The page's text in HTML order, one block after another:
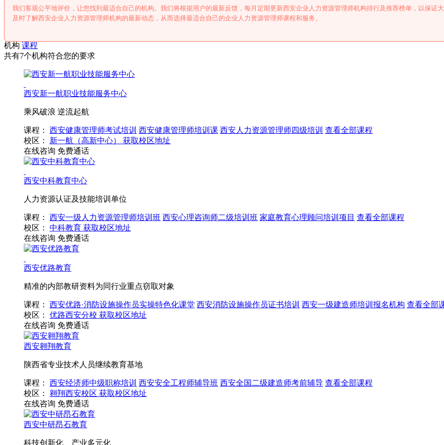
我们客观公平地评价，让您找到最适合自己的机构。我们将根据用户的最新反馈，每月定期更新西安企业人力资源管理师机构排行及推荐榜单，以保证
及时了解西安企业人力资源管理师机构的最新动态，从而选择最适合自己的企业人力资源管理师课程和服务。
机构 课程
共有7个机构符合您的要求
西安新一航职业技能服务中心
乘风破浪 逆流起航
课程： 西安健康管理师考试培训 西安健康管理师培训课 西安人力资源管理师四级培训 查看全部课程
校区：
新一航（高新中心）
获取校区地址
在线咨询 免费通话
西安中科教育中心
人力资源认证及技能培训单位
课程： 西安一级人力资源管理师培训班 西安心理咨询师二级培训班 家庭教育心理顾问培训项目 查看全部课程
校区：
中科教育 获取校区地址
在线咨询 免费通话
西安优路教育
精准的内部教研资料为同行业重点窃取对象
课程： 西安优路·消防设施操作员实操特色化课堂 西安消防设施操作员证书培训 西安一级建造师培训报名机构 查看全部
校区：
优路西安分校 获取校区地址
在线咨询 免费通话
西安翱翔教育
陕西省专业技术人员继续教育基地
课程： 西安经济师中级职称培训 西安安全工程师辅导班 西安全国二级建造师考前辅导 查看全部课程
校区：
翱翔西安校区 获取校区地址
在线咨询 免费通话
西安中研昂石教育
科技创新化、产业多元化